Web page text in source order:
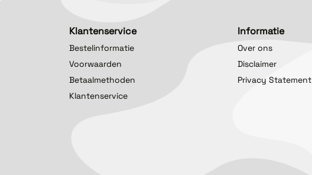
Klantenservice
Bestelinformatie
Voorwaarden
Betaalmethoden
Klantenservice
Informatie
Over ons
Disclaimer
Privacy Statement